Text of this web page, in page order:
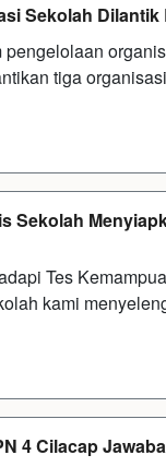
Sekolah Dilantik
tiga
Sekolah
Tes
kami
4 Cilacap